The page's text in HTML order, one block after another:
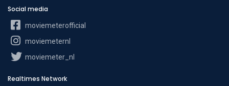
Social media
moviemeterofficial
moviemeternl
moviemeter_nl
Realtimes Network